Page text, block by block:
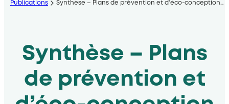
auActeurs solidaires, collectivités locales, opérateurs
filières
Actualités
Documents
utiles
Publications Synthèse – Plans de prévention et d’éco-conception…
Synthèse – Plans
de prévention et